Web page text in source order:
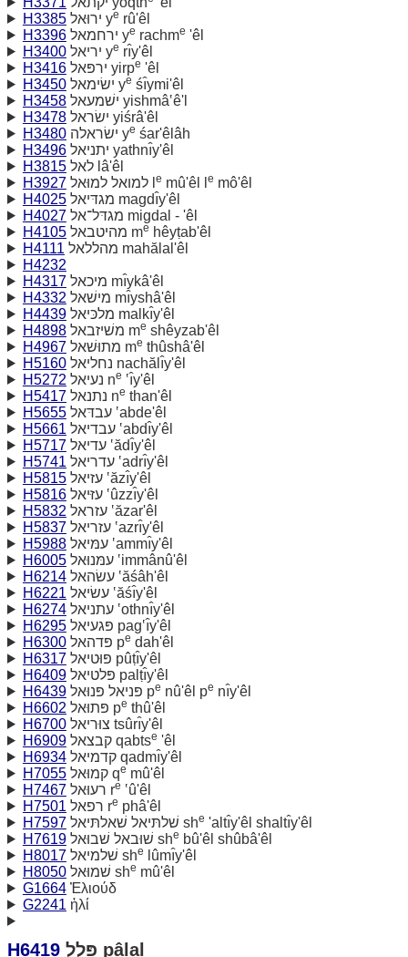
H3385
ירוּאל ye rû'êl
H3396
ירחמאל ye rachme 'êl
H3400
יריאל ye rı̂y'êl
H3416
ירפּאל yirpe 'êl
H3450
ישׂימאל ye śı̂ymi'êl
H3458
ישׁמעאל yishmâ‛ê'l
H3478
ישׂראל yiśrâ'êl
H3480
ישׂראלה ye śar'êlâh
H3496
יתניאל yathnı̂y'êl
H3815
לאל lâ'êl
H3927
למואל למוּאל l e mû'êl l e mô'êl
H4025
מגדּיאל magdı̂y'êl
H4027
מגדּל־אל migdal - 'êl
H4105
מהיטבאל me hêyṭab'êl
H4111
מהללאל mahălal'êl
H4232
H4317
מיכאל mı̂ykâ'êl
H4332
מישׁאל mı̂yshâ'êl
H4439
מלכּיאל malkı̂y'êl
H4898
משׁיזבאל me shêyzab'êl
H4967
מתוּשׁאל me thûshâ'êl
H5160
נחליאל nachălı̂y'êl
H5272
נעיאל ne ‛ı̂y'êl
H5417
נתנאל ne than'êl
H5655
עבדּאל ‛abde'êl
H5661
עבדיאל ‛abdı̂y'êl
H5717
עדיאל ‛ădı̂y'êl
H5741
עדריאל ‛adrı̂y'êl
H5815
עזיאל ‛ăzı̂y'êl
H5816
עזּיאל ‛ûzzı̂y'êl
H5832
עזראל ‛ăzar'êl
H5837
עזריאל ‛azrı̂y'êl
H5988
עמּיאל ‛ammı̂y'êl
H6005
עמּנוּאל ‛immânû'êl
H6214
עשׂהאל ‛ăśâh'êl
H6221
עשׂיאל ‛ăśı̂y'êl
H6274
עתניאל ‛othnı̂y'êl
H6295
פּגעיאל pag‛ı̂y'êl
H6300
פּדהאל pe dah'êl
H6317
פּוּטיאל pûṭı̂y'êl
H6409
פּלטיאל palṭı̂y'êl
H6439
פּניאל פּנוּאל pe nû'êl pe nı̂y'êl
H6602
פּתוּאל pe thû'êl
H6700
צוּריאל tsûrı̂y'êl
H6909
קבצאל qabtse 'êl
H6934
קדמיאל qadmı̂y'êl
H7055
קמוּאל qe mû'êl
H7467
רעוּאל re ‛û'êl
H7501
רפאל re phâ'êl
H7597
שׁלתּיאל שׁאלתּיאל she 'altı̂y'êl shaltı̂y'êl
H7619
שׁוּבאל שׁבוּאל she bû'êl shûbâ'êl
H8017
שׁלמיאל she
lûmı̂y'êl
H8050
שׁמוּאל she mû'êl
G1664Ἐλιούδ
G2241 ἠλί
H6419 פּלל pâlal